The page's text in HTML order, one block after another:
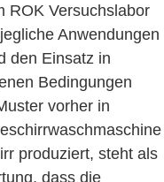
ROK Versuchslabor
Anwendungen
den Einsatz in
Bedingungen
vorher in
produziert, steht als
dass die